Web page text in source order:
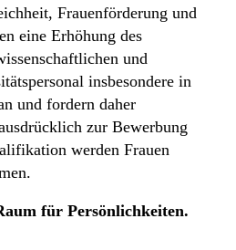
Frauenförderung und
eine Erhöhung des
und
insbesondere in
und fordern daher
zur Bewerbung
werden Frauen
für Persönlichkeiten.